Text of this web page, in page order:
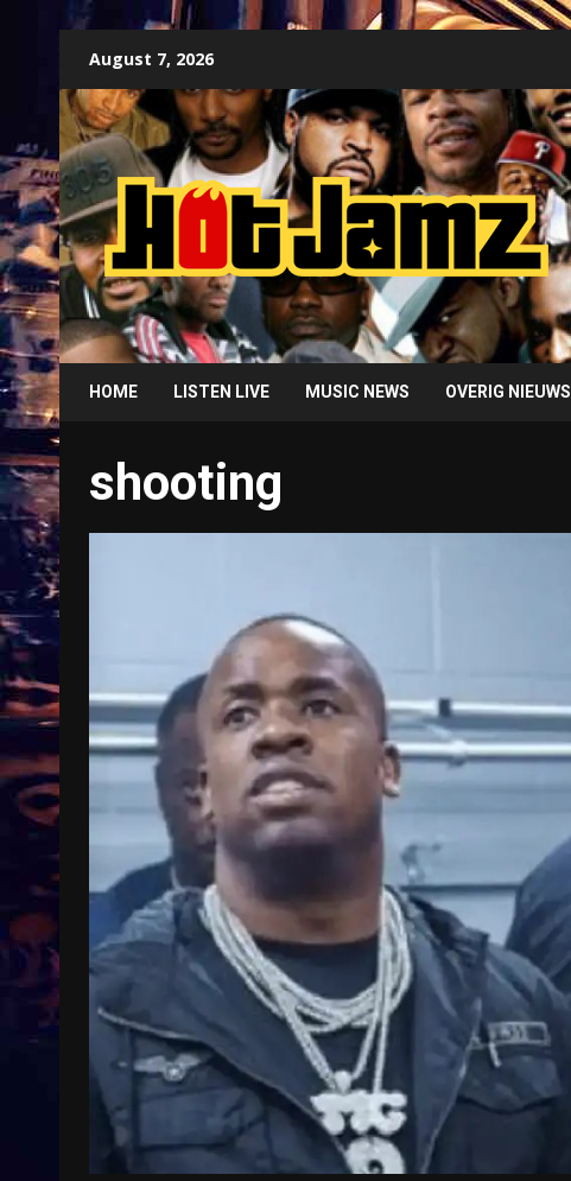
content
August 7, 2026
HOME LISTEN LIVE MUSIC NEWS OVERIG NIEUWS
shooting
Treinkaartjes worden duurder,
abonnementen verdwijnen
9 months ago